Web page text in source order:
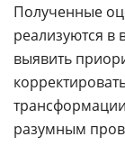
Полученные
реализуются в
выявить
разумным